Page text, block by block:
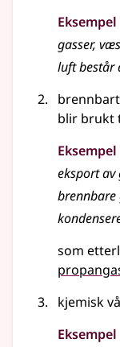
Eksempel
gasser,
luft består
blir brukt
Eksempel
eksport av
brennbare
som
kjemisk
Eksempel